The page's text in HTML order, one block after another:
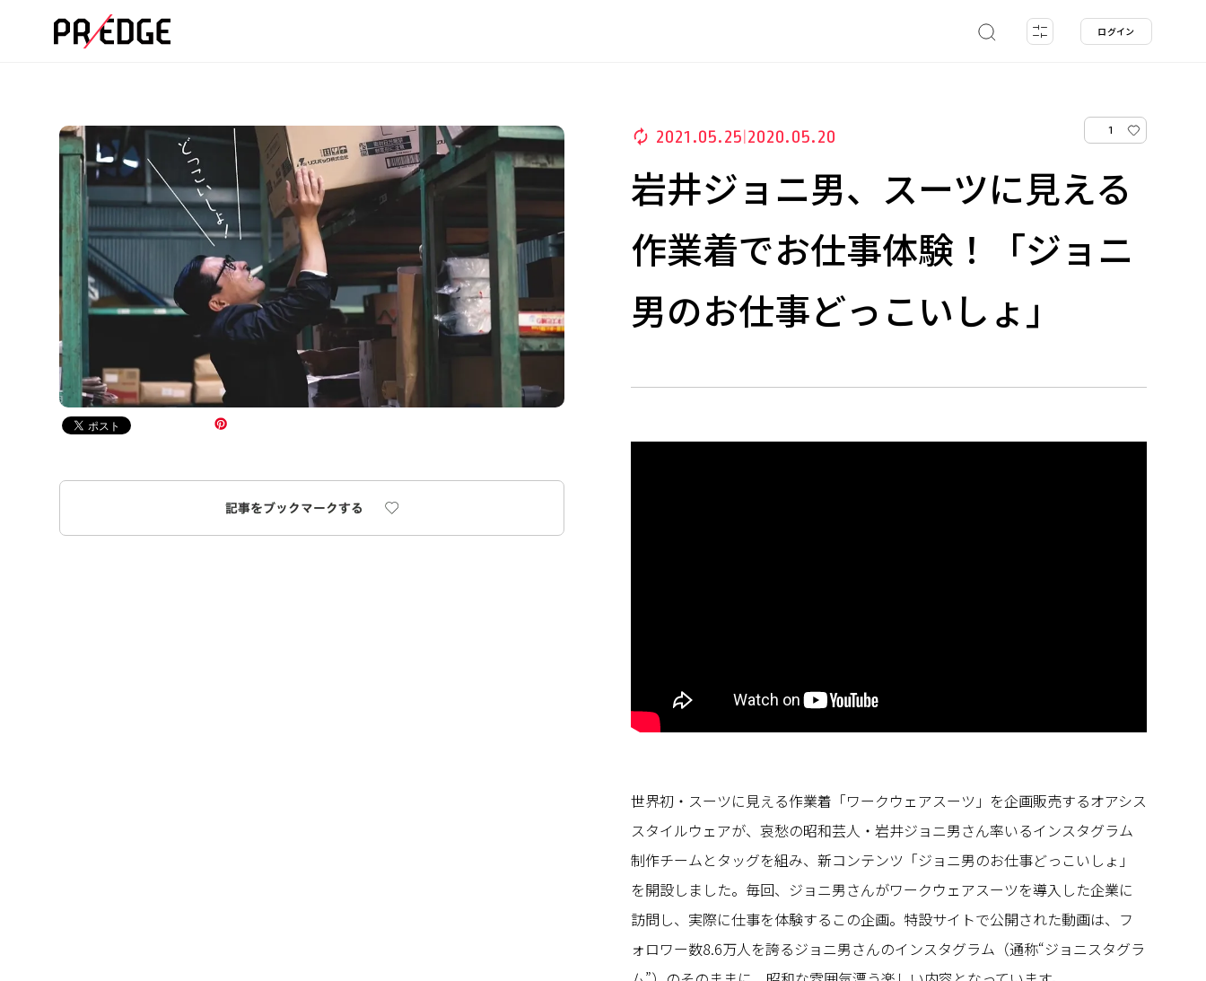
ログイン
2021.05.25 2020.05.20 1
岩井ジョニ男、スーツに見える
作業着でお仕事体験！「ジョニ
男のお仕事どっこいしょ」
世界初・スーツに見える作業着「ワークウェアスーツ」を企画販売するオアシス
スタイルウェアが、哀愁の昭和芸人・岩井ジョニ男さん率いるインスタグラム
制作チームとタッグを組み、新コンテンツ「ジョニ男のお仕事どっこいしょ」
を開設しました。毎回、ジョニ男さんがワークウェアスーツを導入した企業に
訪問し、実際に仕事を体験するこの企画。特設サイトで公開された動画は、フ
ォロワー数8.6万人を誇るジョニ男さんのインスタグラム（通称“ジョニスタグラ